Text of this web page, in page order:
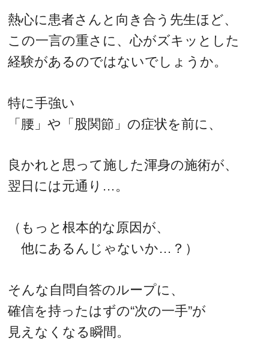
熱心に患者さんと向き合う先生ほど、
この一言の重さに、心がズキッとした
経験があるのではないでしょうか。
特に手強い
「腰」や「股関節」の症状を前に、
良かれと思って施した渾身の施術が、
翌日には元通り…。
（もっと根本的な原因が、
他にあるんじゃないか…？）
そんな自問自答のループに、
確信を持ったはずの“次の一手”が
見えなくなる瞬間。